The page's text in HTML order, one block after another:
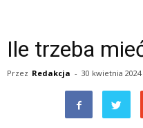
Ile trzeba
Przez Redakcja - 30 kwietnia 2024